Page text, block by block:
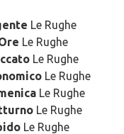
Le Rughe
Le Rughe
Le Rughe
Le Rughe
Le Rughe
Le Rughe
Le Rughe